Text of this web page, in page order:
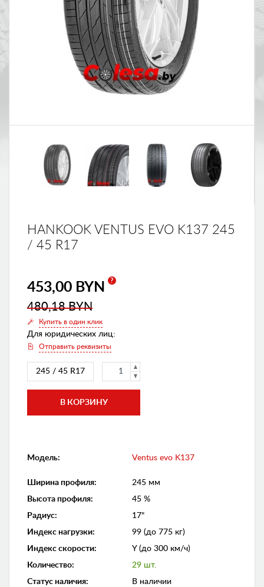
HANKOOK VENTUS EVO K137 245
/ 45 R17
453,00 BYN ?
480,18 BYN
Купить в один клик
Для юридических лиц:
Отправить реквизиты
245 / 45 R17
Модель: Ventus evo K137
Ширина профиля:
245 мм
Высота профиля:
45 %
Радиус:
17"
Индекс нагрузки:
99 (до 775 кг)
Индекс скорости:
Y (до 300 км/ч)
Количество:
29 шт.
Статус наличия:
В наличии